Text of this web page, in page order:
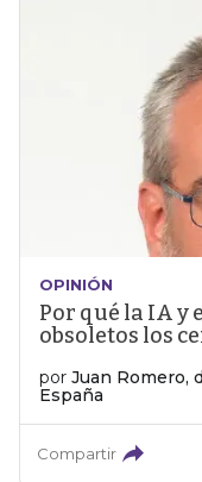
OPINIÓN
Por qué la IA y
obsoletos los
por Juan Romero,
España
Compartir